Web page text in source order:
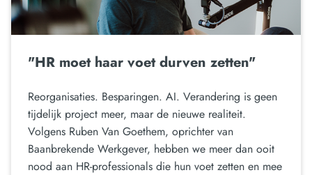
"HR moet haar voet durven zetten"
Reorganisaties. Besparingen. AI. Verandering is geen
tijdelijk project meer, maar de nieuwe realiteit.
Volgens Ruben Van Goethem, oprichter van
Baanbrekende Werkgever, hebben we meer dan ooit
nood aan HR-professionals die hun voet zetten en mee